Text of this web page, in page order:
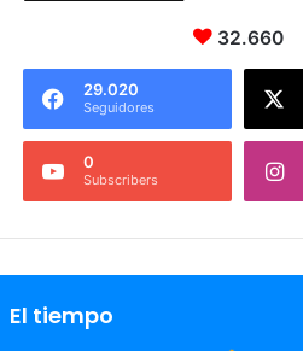
32.660
29.020
Seguidores
0
Subscribers
El tiempo